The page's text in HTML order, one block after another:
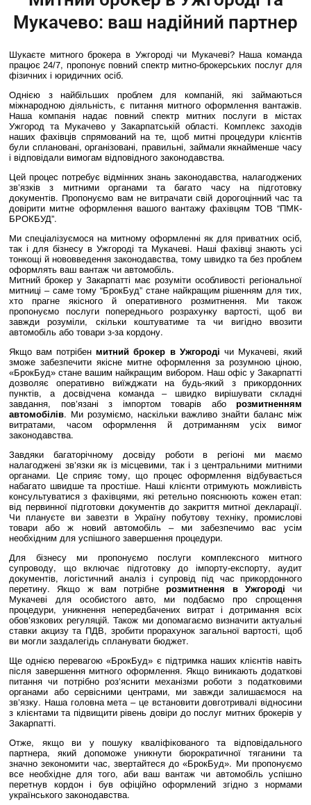
Мукачево: ваш надійний партнер
Шукаєте митного брокера в Ужгороді чи Мукачеві? Наша команда
працює 24/7, пропонує повний спектр митно-брокерських послуг для
фізичних і юридичних осіб.
Однією з найбільших проблем для компаній, які займаються
міжнародною діяльність, є питання митного оформлення вантажів.
Наша компанія надає повний спектр митних послуги в містах
Ужгород та Мукачево у Закарпатській області. Комплекс заходів
наших фахівців спрямований на те, щоб митні процедури клієнтів
були сплановані, організовані, правильні, займали якнайменше часу
і відповідали вимогам відповідного законодавства.
Цей процес потребує відмінних знань законодавства, налагоджених
зв’язків з митними органами та багато часу на підготовку
документів. Пропонуємо вам не витрачати свій дорогоцінний час та
довірити митне оформлення вашого вантажу фахівцям ТОВ “ПМК-
БРОКБУД”.
Ми спеціалізуємося на митному оформленні як для приватних осіб,
так і для бізнесу в Ужгороді та Мукачеві. Наші фахівці знають усі
тонкощі й нововведення законодавства, тому швидко та без проблем
оформлять ваш вантаж чи автомобіль.
Митний брокер у Закарпатті має розуміти особливості регіональної
митниці – саме тому “БрокБуд” стане найкращим рішенням для тих,
хто прагне якісного й оперативного розмитнення. Ми також
пропонуємо послуги попереднього розрахунку вартості, щоб ви
завжди розуміли, скільки коштуватиме та чи вигідно ввозити
автомобіль або товари з-за кордону.
Якщо вам потрібенмитний брокер в Ужгороді чи Мукачеві, який
зможе забезпечити якісне митне оформлення за розумною ціною,
«БрокБуд» стане вашим найкращим вибором. Наш офіс у Закарпатті
дозволяє оперативно виїжджати на будь-який з прикордонних
пунктів, а досвідчена команда – швидко вирішувати складні
завдання, пов’язані з імпортом товарів або розмитненням
автомобілів. Ми розуміємо, наскільки важливо знайти баланс між
витратами, часом оформлення й дотриманням усіх вимог
законодавства.
Завдяки багаторічному досвіду роботи в регіоні ми маємо
налагоджені зв’язки як із місцевими, так і з центральними митними
органами. Це сприяє тому, що процес оформлення відбувається
набагато швидше та простіше. Наші клієнти отримують можливість
консультуватися з фахівцями, які ретельно пояснюють кожен етап:
від первинної підготовки документів до закриття митної декларації.
Чи плануєте ви завезти в Україну побутову техніку, промислові
товари або ж новий автомобіль – ми забезпечимо вас усім
необхідним для успішного завершення процедури.
Для бізнесу ми пропонуємо послуги комплексного митного
супроводу, що включає підготовку до імпорту-експорту, аудит
документів, логістичний аналіз і супровід під час прикордонного
перетину. Якщо ж вам потрібнерозмитнення в Ужгороді чи
Мукачеві для особистого авто, ми подбаємо про спрощення
процедури, уникнення непередбачених витрат і дотримання всіх
обов’язкових регуляцій. Також ми допомагаємо визначити актуальні
ставки акцизу та ПДВ, зробити прорахунок загальної вартості, щоб
ви могли заздалегідь спланувати бюджет.
Ще однією перевагою «БрокБуд» є підтримка наших клієнтів навіть
після завершення митного оформлення. Якщо виникають додаткові
питання чи потрібно роз’яснити механізми роботи з податковими
органами або сервісними центрами, ми завжди залишаємося на
зв’язку. Наша головна мета – це встановити довготривалі відносини
з клієнтами та підвищити рівень довіри до послуг митних брокерів у
Закарпатті.
Отже, якщо ви у пошуку кваліфікованого та відповідального
партнера, який допоможе уникнути бюрократичної тяганини та
значно зекономити час, звертайтеся до «БрокБуд». Ми пропонуємо
все необхідне для того, аби ваш вантаж чи автомобіль успішно
перетнув кордон і був офіційно оформлений згідно з нормами
українського законодавства.